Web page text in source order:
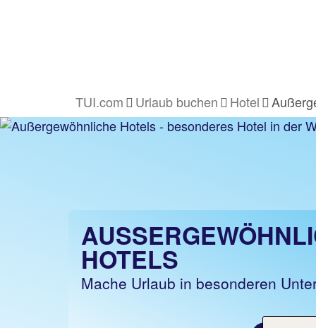
TUI.com Urlaub buchen Hotel
OTELS
Mache Urlaub in besonderen